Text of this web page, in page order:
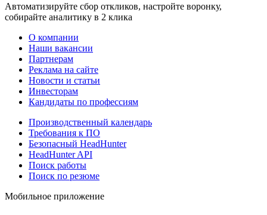
Автоматизируйте сбор откликов, настройте воронку,
собирайте аналитику в 2 клика
О компании
Наши вакансии
Партнерам
Реклама на сайте
Новости и статьи
Инвесторам
Кандидаты по профессиям
Производственный календарь
Требования к ПО
Безопасный HeadHunter
HeadHunter API
Поиск работы
Поиск по резюме
Мобильное приложение